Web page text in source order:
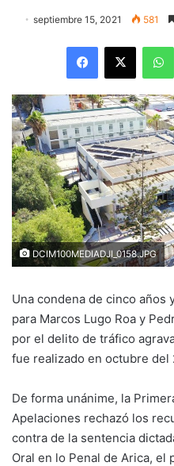
septiembre 15, 2021 581
Facebook
X
DCIM100MEDIADJI_0158.JPG
Una condena de cinco años
para Marcos Lugo Roa y
por el delito de tráfico
fue realizado en octubre
De forma unánime, la
Apelaciones rechazó los
contra de la sentencia
Oral en lo Penal de Arica, el